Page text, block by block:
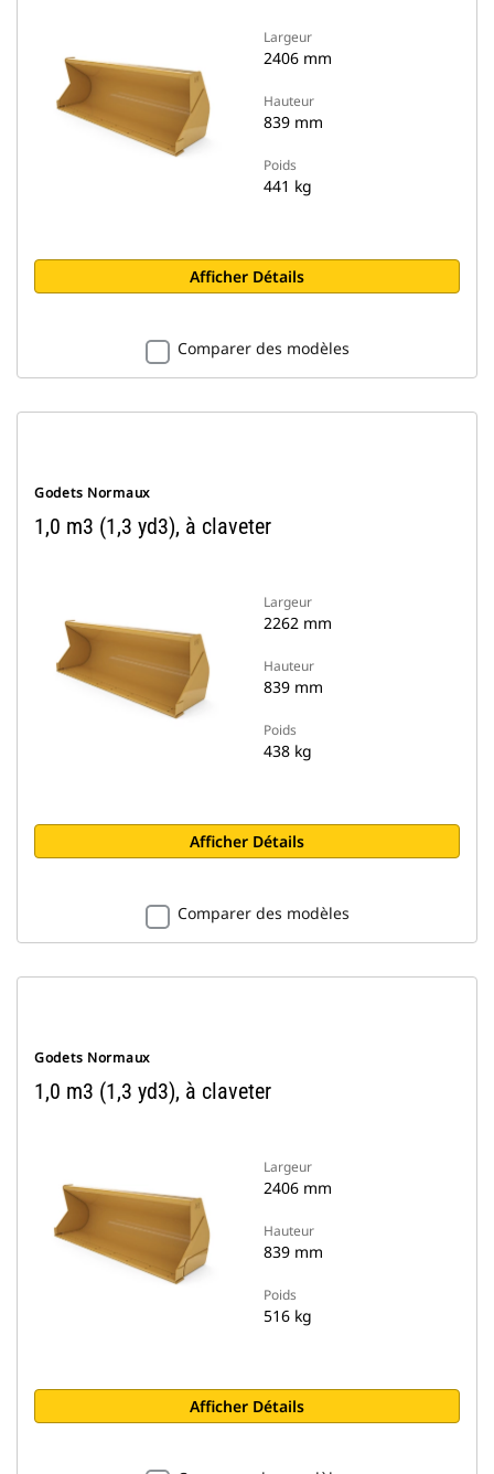
Largeur
2406 mm
Hauteur
839 mm
Poids
441 kg
Afficher Détails
Comparer des modèles
Godets Normaux
1,0 m3 (1,3 yd3), à claveter
Largeur
2262 mm
Hauteur
839 mm
Poids
438 kg
Afficher Détails
Comparer des modèles
Godets Normaux
1,0 m3 (1,3 yd3), à claveter
Largeur
2406 mm
Hauteur
839 mm
Poids
516 kg
Afficher Détails